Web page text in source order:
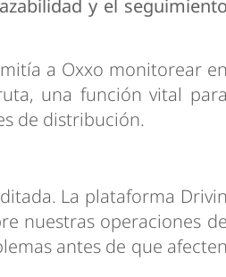
y el seguimiento
a Oxxo monitorear en
una función vital para
de distribución.
La plataforma Drivin
nuestras operaciones de
antes de que afecten